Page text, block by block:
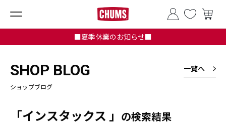
■夏季休業のお知らせ■
SHOP BLOG
ショップブログ
一覧へ
「インスタックス 」 の検索結果